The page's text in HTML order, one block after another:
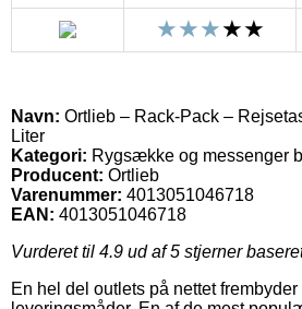
Navn: Ortlieb – Rack-Pack –
Liter
Kategori: Rygsække og messenger
Producent: Ortlieb
Varenummer: 4013051046718
EAN: 4013051046718
Vurderet til 4.9 ud af 5 stjerner
En hel del outlets på nettet